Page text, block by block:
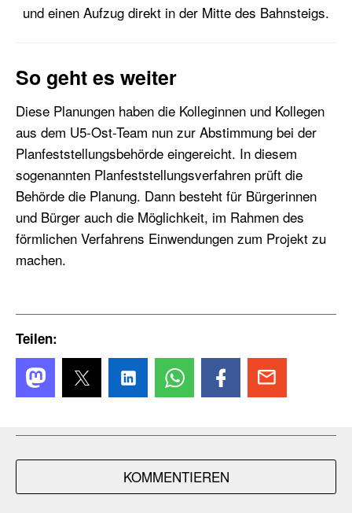
und einen Aufzug direkt in der Mitte des Bahnsteigs.
So geht es weiter
Diese Planungen haben die Kolleginnen und Kollegen
aus dem U5-Ost-Team nun zur Abstimmung bei der
Planfeststellungsbehörde eingereicht. In diesem
sogenannten Planfeststellungsverfahren prüft die
Behörde die Planung. Dann besteht für Bürgerinnen
und Bürger auch die Möglichkeit, im Rahmen des
förmlichen Verfahrens Einwendungen zum Projekt zu
machen.
Teilen:
KOMMENTIEREN